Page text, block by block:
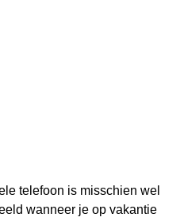
telefoon is misschien wel
wanneer je op vakantie